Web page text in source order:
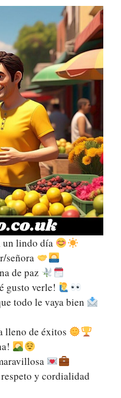
un lindo día
señora
de paz
gusto verle!
todo le vaya bien
lleno de éxitos
y cordialidad